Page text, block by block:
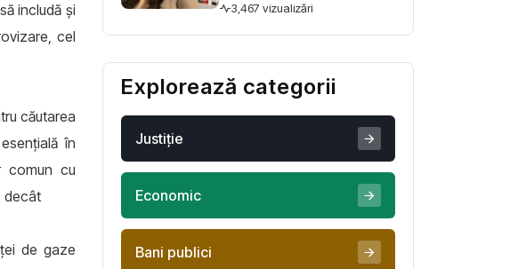
includă și
cel
căutarea
în
comun cu
decât
de gaze
victoria Ucrainei,
Georgia nu se poate
3,467 vizualizări
Explorează categorii
Justiţie
Economic
Bani publici